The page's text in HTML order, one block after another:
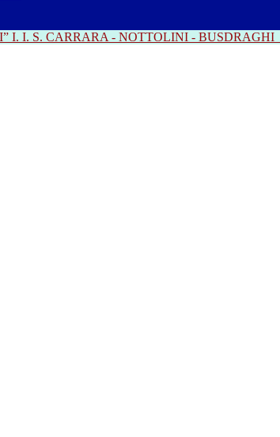
I. I. S. CARRARA - NOTTOLINI - BUSDRAGHI